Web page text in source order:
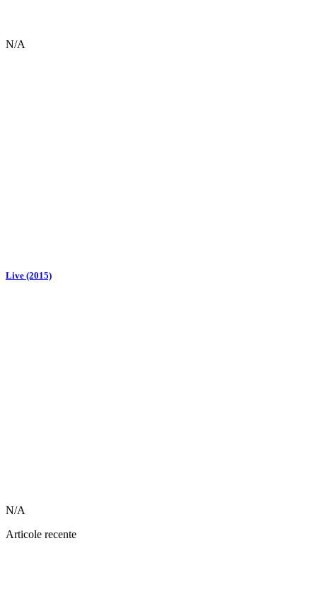
N/A
Live (2015)
N/A
Articole recente